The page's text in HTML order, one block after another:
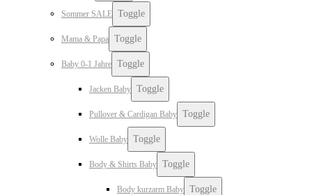
Sommer SALE Toggle
Mama & Papa Toggle
Baby 0-1 Jahre Toggle
Jacken Baby Toggle
Pullover & Cardigan Baby Toggle
Wolle Baby Toggle
Body & Shirts Baby Toggle
Body kurzarm Baby Toggle